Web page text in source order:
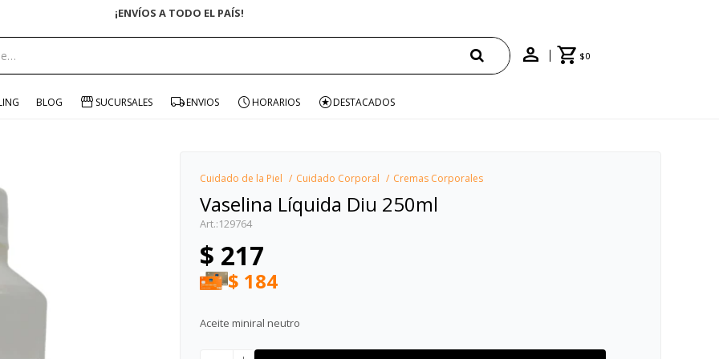
ENVÍO GRATIS EN COMPRAS +$1500 CON CUPÓN "ENVÍO"
$0
BLOG SUCURSALES ENVIOS HORARIOS DESTACADOS
Cuidado de la Piel Cuidado Corporal Cremas Corporales
Vaselina Líquida Diu 250ml
129764
$ 217
$ 184
Aceite miniral neutro